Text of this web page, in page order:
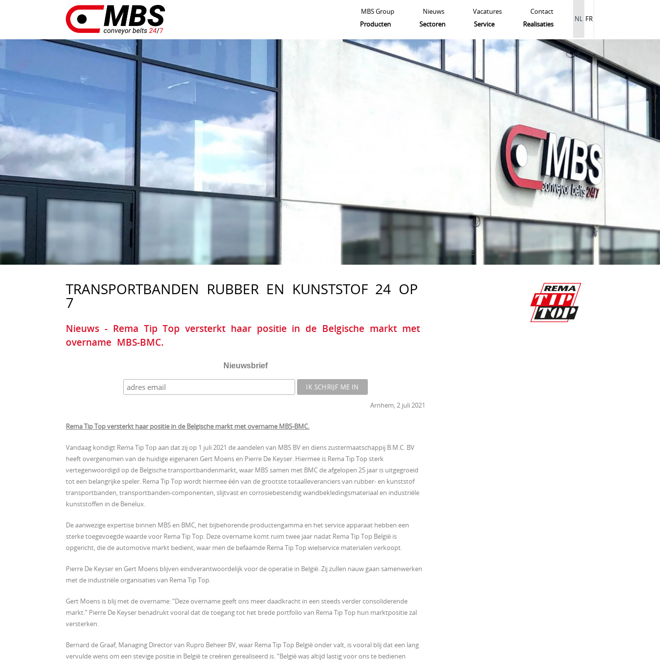
NL FR
MBS Group Nieuws Vacatures
Contact
Producten
Sectoren Service Realisaties
TRANSPORTBANDEN RUBBER EN KUNSTSTOF 24 OP
7
Nieuws - Rema Tip Top versterkt haar positie in de Belgische markt met
overname MBS-BMC.
Nieuwsbrief
Arnhem, 2 juli 2021
Rema Tip Top versterkt haar positie in de Belgische markt met overname MBS-BMC.
Vandaag kondigt Rema Tip Top aan dat zij op 1 juli 2021 de aandelen van MBS BV en diens zustermaatschappij B.M.C. BV
heeft overgenomen van de huidige eigenaren Gert Moens en Pierre De Keyser. Hiermee is Rema Tip Top sterk
vertegenwoordigd op de Belgische transportbandenmarkt, waar MBS samen met BMC de afgelopen 25 jaar is uitgegroeid
tot een belangrijke speler. Rema Tip Top wordt hiermee één van de grootste totaalleveranciers van rubber- en kunststof
transportbanden, transportbanden-componenten, slijtvast en corrosiebestendig wandbekledingsmateriaal en industriële
kunststoffen in de Benelux.
De aanwezige expertise binnen MBS en BMC, het bijbehorende productengamma en het service apparaat hebben een
sterke toegevoegde waarde voor Rema Tip Top. Deze overname komt ruim twee jaar nadat Rema Tip Top België is
opgericht, die de automotive markt bedient, waar men de befaamde Rema Tip Top wielservice materialen verkoopt.
Pierre De Keyser en Gert Moens blijven eindverantwoordelijk voor de operatie in België. Zij zullen nauw gaan samenwerken
met de industriële organisaties van Rema Tip Top.
Gert Moens is blij met de overname: “Deze overname geeft ons meer daadkracht in een steeds verder consoliderende
markt.” Pierre De Keyser benadrukt vooral dat de toegang tot het brede portfolio van Rema Tip Top hun marktpositie zal
versterken.
Bernard de Graaf, Managing Director van Rupro Beheer BV, waar Rema Tip Top België onder valt, is vooral blij dat een lang
vervulde wens om een stevige positie in België te creëren gerealiseerd is. “België was altijd lastig voor ons te bedienen